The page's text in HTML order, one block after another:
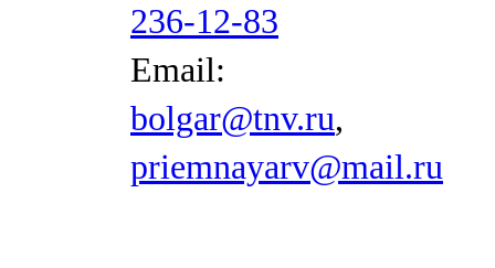
236-12-83
Email:
bolgar@tnv.ru,
priemnayarv@mail.ru